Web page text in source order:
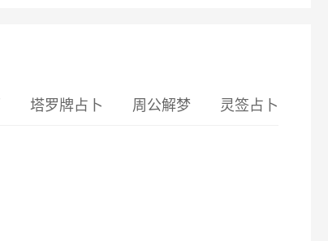
塔罗牌占卜 周公解梦 灵签占卜